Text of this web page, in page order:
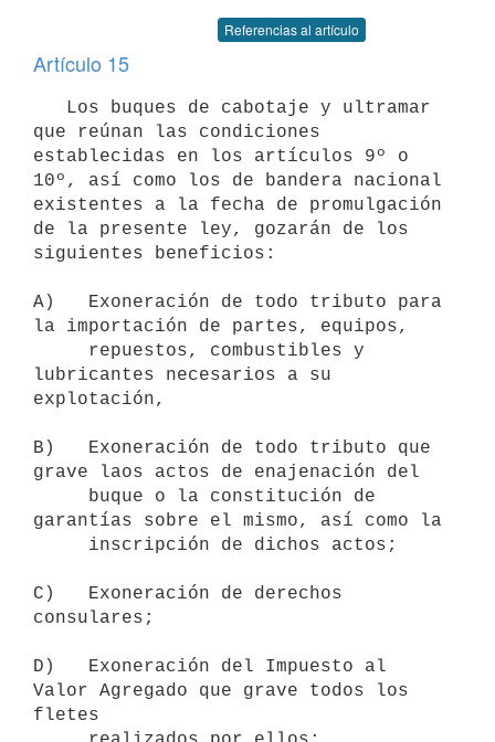
Referencias al artículo
Artículo 15
que reúnan las condiciones
establecidas en los artículos 9º o
10º, así como los de bandera nacional
existentes a la fecha de promulgación
de la presente ley, gozarán de los
siguientes beneficios:
A)   Exoneración de todo tributo para
la importación de partes, equipos,
lubricantes necesarios a su
explotación,
B)   Exoneración de todo tributo que
grave laos actos de enajenación del
garantías sobre el mismo, así como la
C)   Exoneración de derechos
consulares;
D)   Exoneración del Impuesto al
Valor Agregado que grave todos los
fletes